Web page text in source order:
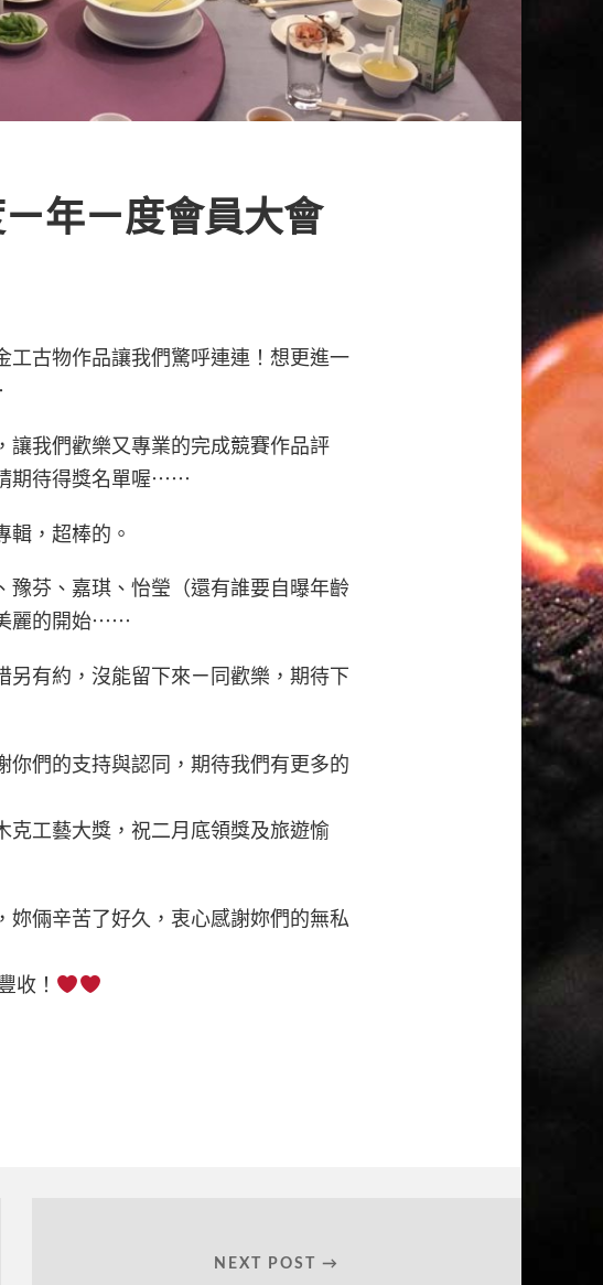
年ㄧ度會員大會
工古物作品讓我們驚呼連連！想更進一
讓我們歡樂又專業的完成競賽作品評
期待得獎名單喔⋯⋯
輯，超棒的。
豫芬、嘉琪、怡瑩（還有誰要自曝年齡
麗的開始⋯⋯
另有約，沒能留下來ㄧ同歡樂，期待下
你們的支持與認同，期待我們有更多的
克工藝大獎，祝二月底領獎及旅遊愉
妳倆辛苦了好久，衷心感謝妳們的無私
收！
NEXT POST →